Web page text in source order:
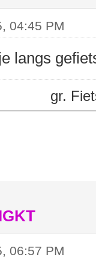
04:45 PM
langs
gr.
06:57 PM